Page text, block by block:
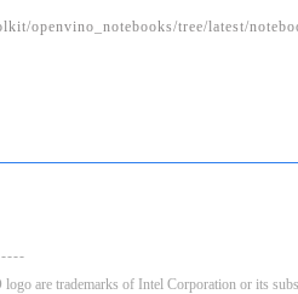
openvino_notebooks/tree/latest/
are trademarks of Intel Corporation or its